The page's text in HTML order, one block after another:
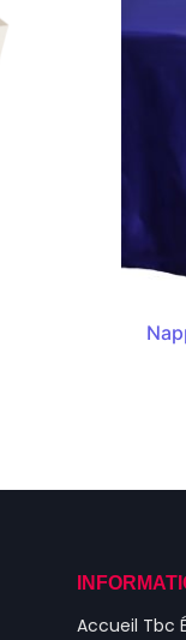
Accueil Tbc